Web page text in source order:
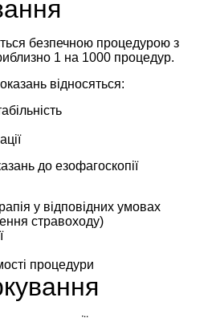
безпечною процедурою з
1 на 1000 процедур.
відносяться:
до езофагоскопії
у відповідних умовах
стравоходу)
процедури